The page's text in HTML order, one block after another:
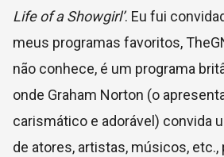
Life of a Showgirl’. Eu fui
meus programas favoritos,
não conhece, é um programa
onde Graham Norton (o
carismático e adorável) convida
de atores, artistas, músicos, etc.,